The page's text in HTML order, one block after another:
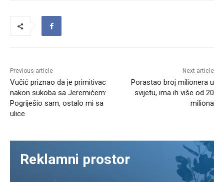
Previous article
Vučić priznao da je primitivac
nakon sukoba sa Jeremićem:
Pogriješio sam, ostalo mi sa
ulice
Next article
Porastao broj milionera u
svijetu, ima ih više od 20
miliona
Reklamni prostor